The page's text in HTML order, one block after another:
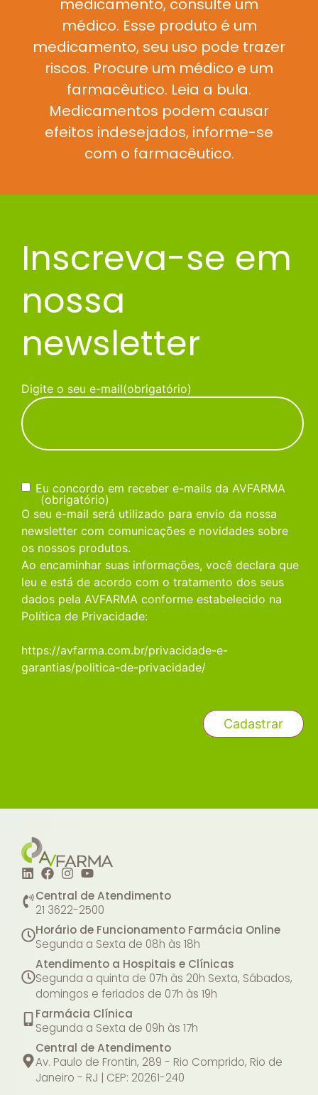
medicamento, consulte um
médico. Esse produto é um
medicamento, seu uso pode trazer
riscos. Procure um médico e um
farmacêutico. Leia a bula.
Medicamentos podem causar
efeitos indesejados, informe-se
com o farmacêutico.
Inscreva-se em
nossa
newsletter
Digite o seu e-mail(obrigatório)
Consentimento(obrigatório)
Eu concordo em receber e-mails da AVFARMA
(obrigatório)
O seu e-mail será utilizado para envio da nossa
newsletter com comunicações e novidades sobre
os nossos produtos.
Ao encaminhar suas informações, você declara que
leu e está de acordo com o tratamento dos seus
dados pela AVFARMA conforme estabelecido na
Política de Privacidade:
https://avfarma.com.br/privacidade-e-
garantias/politica-de-privacidade/
Central de Atendimento
21 3622-2500
Horário de Funcionamento Farmácia Online
Segunda a Sexta de 08h às 18h
Atendimento a Hospitais e Clínicas
Segunda a quinta de 07h às 20h Sexta, Sábados,
domingos e feriados de 07h às 19h
Farmácia Clínica
Segunda a Sexta de 09h às 17h
Central de Atendimento
Av. Paulo de Frontin, 289 - Rio Comprido, Rio de
Janeiro - RJ | CEP: 20261-240